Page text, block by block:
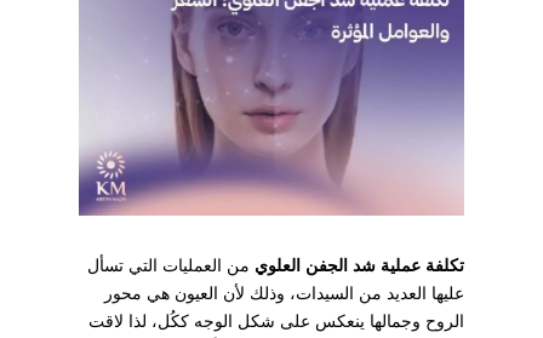
تكلفة عملية شد الجفن العلوي من العمليات التي تسأل
عليها العديد من السيدات، وذلك لأن العيون هي محور
الروح وجمالها ينعكس على شكل الوجه ككُل، لذا لاقت